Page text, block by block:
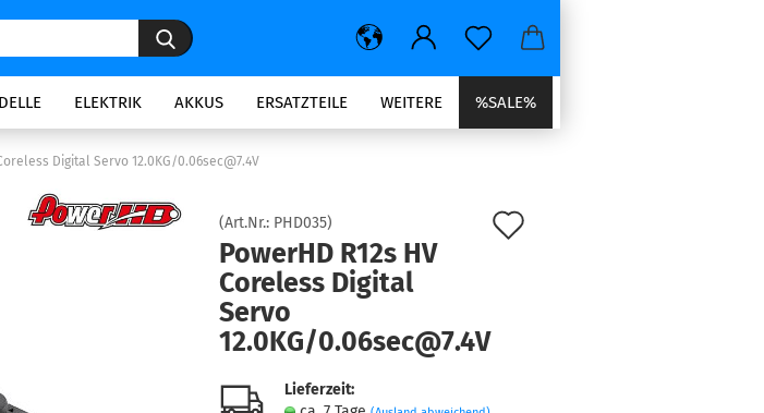
Suche...
ELEKTRIK AKKUS ERSATZTEILE %SALE%
WEITERE
Digital Servo 12.0KG/0.06sec@7.4V
(Art.Nr.: PHD035)
PowerHD R12s HV
Coreless Digital
Servo
12.0KG/0.06sec@7.4V
Lieferzeit: